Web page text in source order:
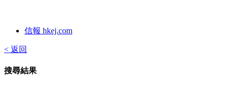
信報 hkej.com
< 返回
搜尋結果